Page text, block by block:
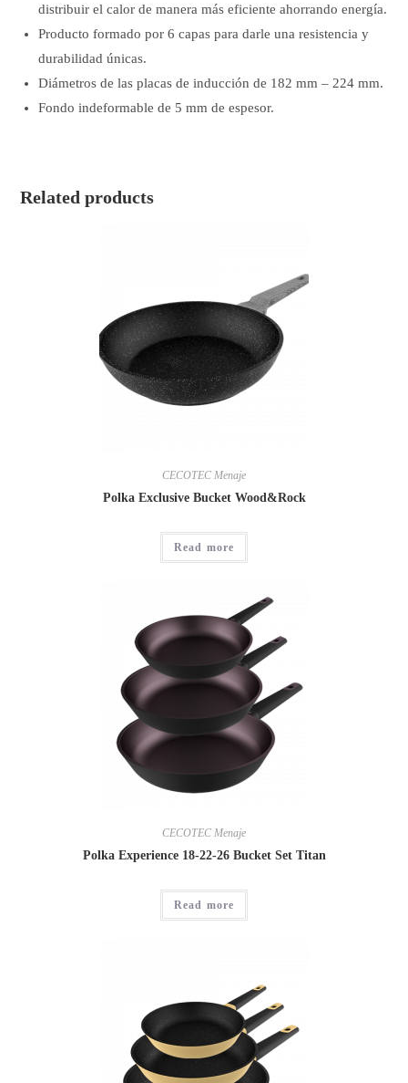
distribuir el calor de manera más eficiente ahorrando energía.
Producto formado por 6 capas para darle una resistencia y
durabilidad únicas.
Diámetros de las placas de inducción de 182 mm – 224 mm.
Fondo indeformable de 5 mm de espesor.
Related products
CECOTEC Menaje
Polka Exclusive Bucket Wood&Rock
Read more
CECOTEC Menaje
Polka Experience 18-22-26 Bucket Set Titan
Read more